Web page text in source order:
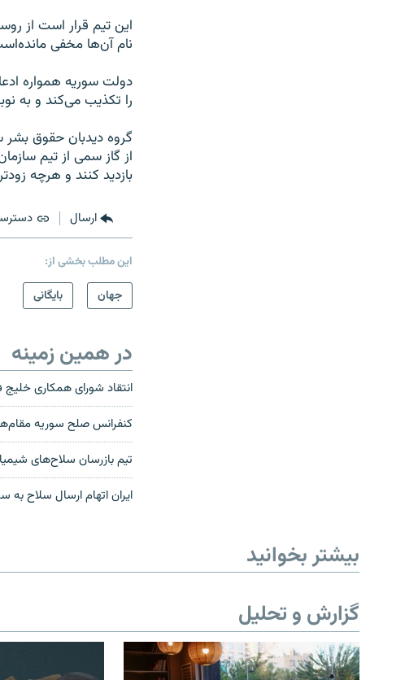
این تیم قرار است از
نام آن‌ها مخفی
دولت سوریه همواره
را تکذیب می‌کند و به
گروه دیدبان حقوق بشر
از گاز سمی از تیم
بازدید کنند و هرچه
ارسال
این مطلب بخشی از:
جهان
بایگانی
در همین زمینه
انتقاد شورای همکاری
کنفرانس صلح سوریه
تیم بازرسان سلاح‌های
ایران اتهام ارسال سلاح به
بیشتر بخوانید
گزارش و تحلیل